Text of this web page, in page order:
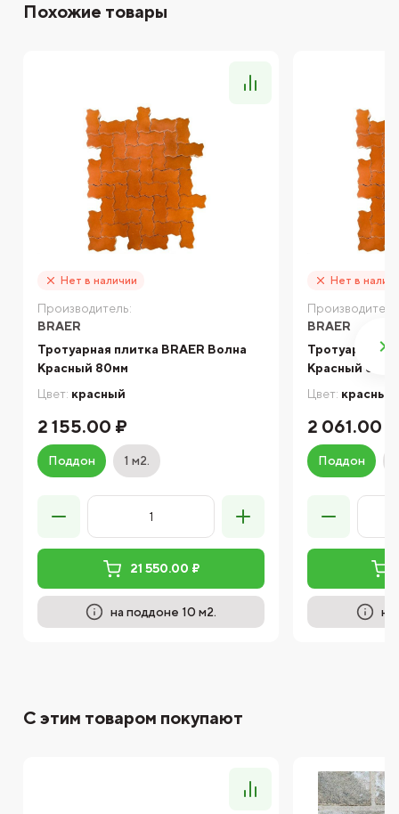
Похожие товары
Нет в наличии
Производитель:
BRAER
Тротуарная плитка BRAER Волна
Красный 80мм
Цвет: красный
2 155.00 ₽
Поддон 1 м2.
21 550.00 ₽
на поддоне 10 м2.
Нет в
BRAER
Тротуарная
Красный 60мм
Цвет: красный
2 061.00 ₽
Поддон
на
С этим товаром покупают